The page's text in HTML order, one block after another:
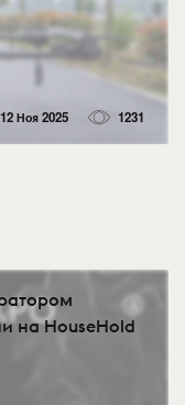
12 Ноя 2025 1231
на HouseHold